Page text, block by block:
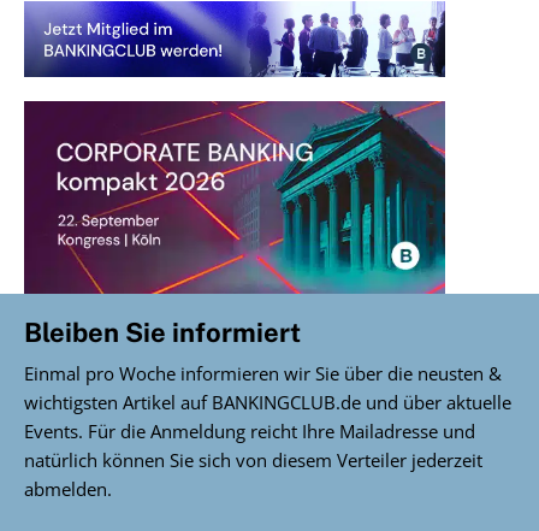
Bleiben Sie informiert
Einmal pro Woche informieren wir Sie über die neusten &
wichtigsten Artikel auf BANKINGCLUB.de und über aktuelle
Events. Für die Anmeldung reicht Ihre Mailadresse und
natürlich können Sie sich von diesem Verteiler jederzeit
abmelden.